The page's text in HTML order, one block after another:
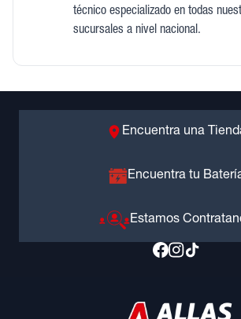
técnico especializado en todas
sucursales a nivel nacional.
Encuentra una
Encuentra tu
Estamos